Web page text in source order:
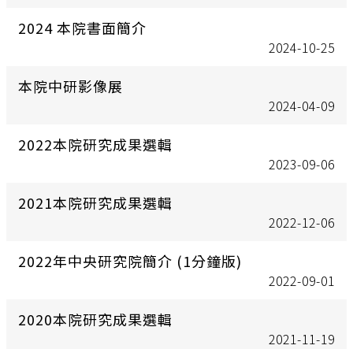
2024 本院書面簡介
2024-10-25
本院中研影像展
2024-04-09
2022本院研究成果選輯
2023-09-06
2021本院研究成果選輯
2022-12-06
2022年中央研究院簡介 (1分鐘版)
2022-09-01
2020本院研究成果選輯
2021-11-19